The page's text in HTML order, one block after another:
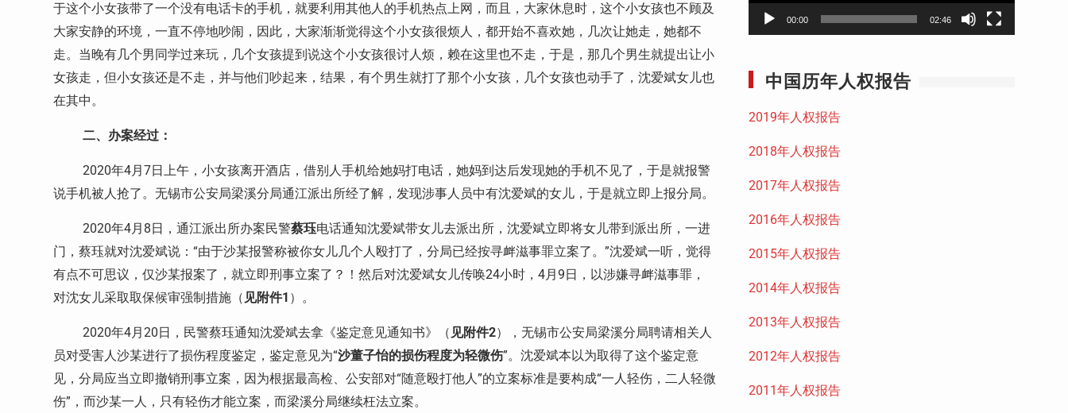
于这个小女孩带了一个没有电话卡的手机，就要利用其他人的手机热点上网，而且，大家休息时，这个小女孩也不顾及
大家安静的环境，一直不停地吵闹，因此，大家渐渐觉得这个小女孩很烦人，都开始不喜欢她，几次让她走，她都不
走。当晚有几个男同学过来玩，几个女孩提到说这个小女孩很讨人烦，赖在这里也不走，于是，那几个男生就提出让小
女孩走，但小女孩还是不走，并与他们吵起来，结果，有个男生就打了那个小女孩，几个女孩也动手了，沈爱斌女儿也
在其中。
二、办案经过：
2020年4月7日上午，小女孩离开酒店，借别人手机给她妈打电话，她妈到达后发现她的手机不见了，于是就报警
说手机被人抢了。无锡市公安局梁溪分局通江派出所经了解，发现涉事人员中有沈爱斌的女儿，于是就立即上报分局。
2020年4月 8 日，通江派出所办案民警蔡珏电话通知沈爱斌带女儿去派出所，沈爱斌立即将女儿带到派出所，一进
门，蔡珏就对沈爱斌说：“由于沙某报警称被你女儿几个人殴打了，分局已经按寻衅滋事罪立案了。”沈爱斌一听，觉得
有点不可思议，仅沙某报案了，就立即刑事立案了？！然后对沈爱斌女儿传唤24小时， 4月 9 日，以涉嫌寻衅滋事罪，
对沈女儿采取取保候审强制措施（见附件1 ）。
2020年4月20 日，民警蔡珏通知沈爱斌去拿《鉴定意见通知书》（见附件2），无锡市公安局梁溪分局聘请相关人
员对受害人沙某进行了损伤程度鉴定，鉴定意见为“沙董子怡的损伤程度为轻微伤”。沈爱斌本以为取得了这个鉴定意
见，分局应当立即撤销刑事立案，因为根据最高检、公安部对“随意殴打他人”的立案标准是要构成“一人轻伤，二人轻微
伤”，而沙某一人，只有轻伤才能立案，而梁溪分局继续枉法立案。
00:00 02:46
中国历年人权报告
2019年人权报告
2018年人权报告
2017年人权报告
2016年人权报告
2015年人权报告
2014年人权报告
2013年人权报告
2012年人权报告
2011年人权报告